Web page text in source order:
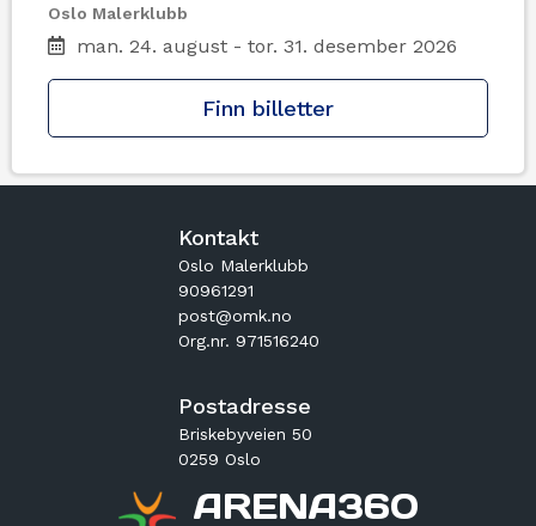
Oslo Malerklubb
man. 24. august - tor. 31. desember 2026
Finn billetter
Kontakt
Oslo Malerklubb
90961291
post@omk.no
Org.nr. 971516240
Postadresse
Briskebyveien 50
0259 Oslo
ARENA360